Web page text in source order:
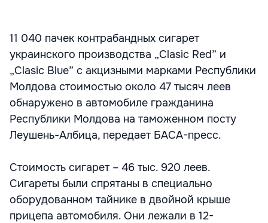
11 040 пачек контрабандных сигарет
украинского производства „Clasic Red” и
„Clasic Blue” с акцизными марками Республики
Молдова стоимостью около 47 тысяч леев
обнаружено в автомобиле гражданина
Республики Молдова на таможенном посту
Леушень-Албица, передает БАСА-пресс.
Стоимость сигарет – 46 тыс. 920 леев.
Сигареты были спрятаны в специально
оборудованном тайнике в двойной крыше
прицепа автомобиля. Они лежали в 12-